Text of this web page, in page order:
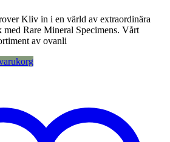
Kliv in i en värld av extraordinära
med Rare Mineral Specimens. Vårt
av ovanli